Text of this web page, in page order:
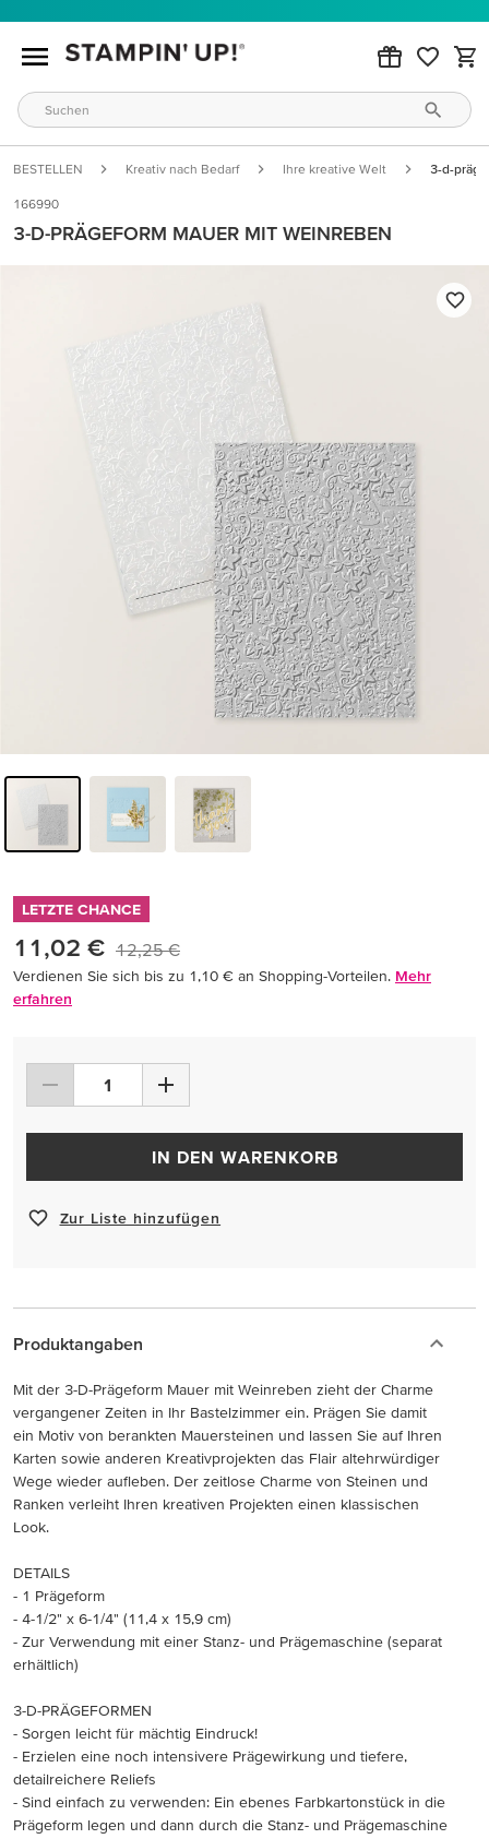
BESTELLEN Kreativ nach Bedarf Ihre kreative Welt 3-d-
166990
3-D-PRÄGEFORM MAUER MIT WEINREBEN
LETZTE CHANCE
11,02 € 12,25 €
Verdienen Sie sich bis zu 1,10 € an Shopping-Vorteilen. Mehr
erfahren
IN DEN WARENKORB
Zur Liste hinzufügen
Produktangaben
Mit der 3-D-Prägeform Mauer mit Weinreben zieht der Charme
vergangener Zeiten in Ihr Bastelzimmer ein. Prägen Sie damit
ein Motiv von berankten Mauersteinen und lassen Sie auf Ihren
Karten sowie anderen Kreativprojekten das Flair altehrwürdiger
Wege wieder aufleben. Der zeitlose Charme von Steinen und
Ranken verleiht Ihren kreativen Projekten einen klassischen
Look.
DETAILS
- 1 Prägeform
- 4-1/2" x 6-1/4" (11,4 x 15,9 cm)
- Zur Verwendung mit einer Stanz- und Prägemaschine (separat
erhältlich)
3-D-PRÄGEFORMEN
- Sorgen leicht für mächtig Eindruck!
- Erzielen eine noch intensivere Prägewirkung und tiefere,
detailreichere Reliefs
- Sind einfach zu verwenden: Ein ebenes Farbkartonstück in die
Prägeform legen und dann durch die Stanz- und Prägemaschine